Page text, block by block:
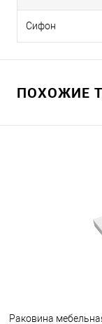
Сифон
ПОХОЖИЕ
Раковина